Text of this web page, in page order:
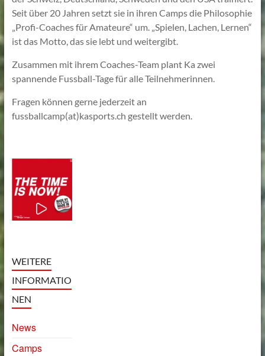
Seit über 20 Jahren setzt sie in ihren Camps die Philosophie
„Profi-Coaches für Amateure“ um. „Spielen, Lachen, Lernen“
ist das Motto, das sie lebt und weitergibt.
Zusammen mit ihrem Coaches-Team plant Ka zwei
spannende Fussball-Tage für alle Teilnehmerinnen.
Fragen können gerne jederzeit an
fussballcamp(at)kasports.ch gestellt werden.
WEITERE
INFORMATIO
NEN
News
Camps